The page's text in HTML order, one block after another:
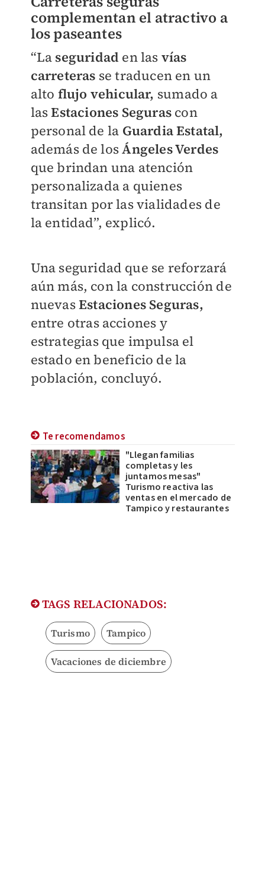
complementan el atractivo a
los paseantes
“La seguridad en las vías
carreteras se traducen en un
alto flujo vehicular, sumado a
lasEstaciones Segurascon
personal de la Guardia Estatal,
además de losÁngeles Verdes
que brindan una atención
personalizada a quienes
transitan por las vialidades de
la entidad”, explicó.
Una seguridad que se reforzará
aún más, con la construcción de
nuevasEstaciones Seguras,
entre otras acciones y
estrategias que impulsa el
estado en beneficio de la
población, concluyó.
Te recomendamos
"Llegan familias
completas y les
juntamos mesas"
Turismo reactiva las
ventas en el mercado de
Tampico y restaurantes
TAGS RELACIONADOS:
Turismo Tampico
Vacaciones de diciembre